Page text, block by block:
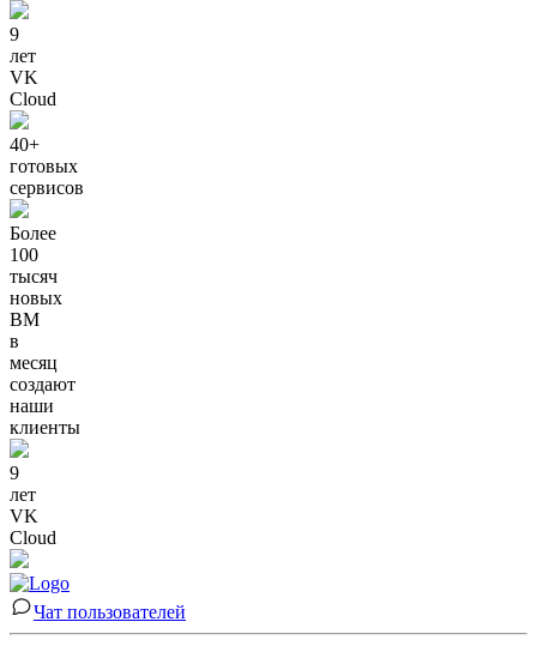
9
лет
VK
Cloud
40+
готовых
сервисов
Более
100
тысяч
новых
ВМ
в
месяц
создают
наши
клиенты
9
лет
VK
Cloud
Чат пользователей